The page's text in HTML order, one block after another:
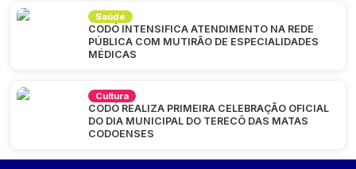
Saúde
CODÓ INTENSIFICA ATENDIMENTO NA REDE
PÚBLICA COM MUTIRÃO DE ESPECIALIDADES
MÉDICAS
Cultura
CODÓ REALIZA PRIMEIRA CELEBRAÇÃO OFICIAL
DO DIA MUNICIPAL DO TERECÔ DAS MATAS
CODOENSES